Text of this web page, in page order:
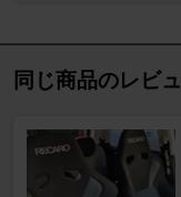
同じ商品のレビ